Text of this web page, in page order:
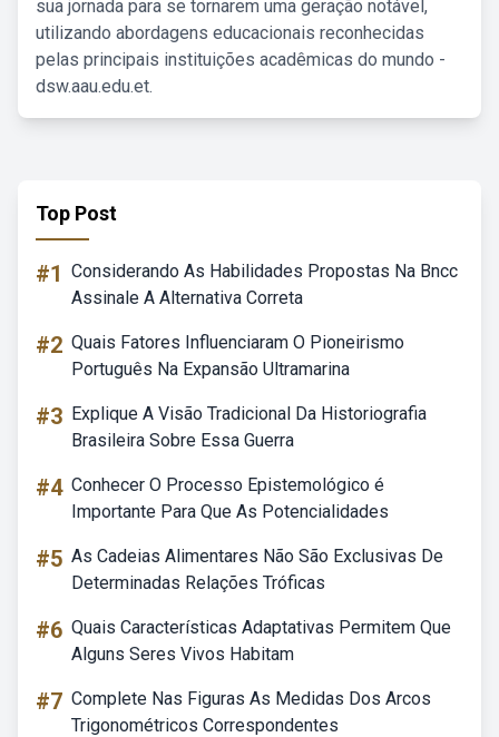
sua jornada para se tornarem uma geração notável,
utilizando abordagens educacionais reconhecidas
pelas principais instituições acadêmicas do mundo -
dsw.aau.edu.et.
Top Post
#1 Considerando As Habilidades Propostas Na Bncc
Assinale A Alternativa Correta
#2 Quais Fatores Influenciaram O Pioneirismo
Português Na Expansão Ultramarina
#3 Explique A Visão Tradicional Da Historiografia
Brasileira Sobre Essa Guerra
#4 Conhecer O Processo Epistemológico é
Importante Para Que As Potencialidades
#5 As Cadeias Alimentares Não São Exclusivas De
Determinadas Relações Tróficas
#6 Quais Características Adaptativas Permitem Que
Alguns Seres Vivos Habitam
#7 Complete Nas Figuras As Medidas Dos Arcos
Trigonométricos Correspondentes